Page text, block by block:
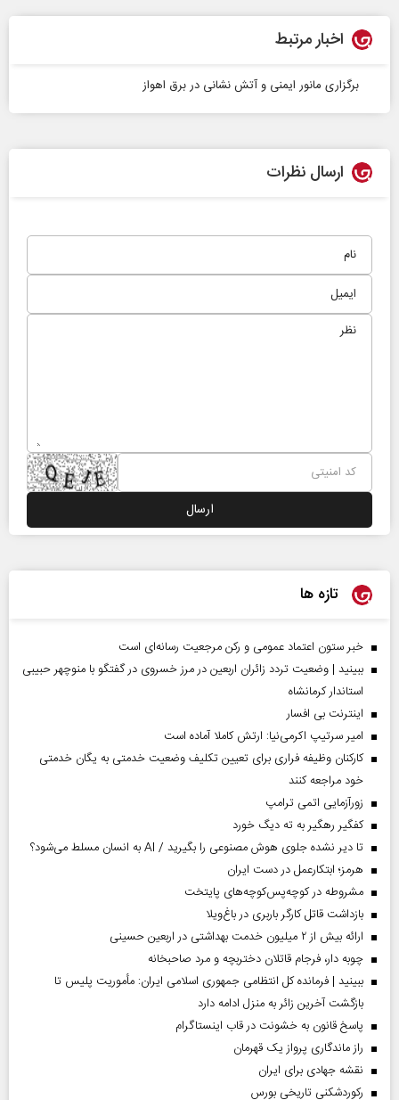
اخبار مرتبط
برگزاری مانور ایمنی و آتش نشانی در برق اهواز
ارسال نظرات
تازه ها
خبر ستون اعتماد عمومی و رکن مرجعیت رسانه‌ای است
ببینید | وضعیت تردد زائران اربعین در مرز خسروی در گفتگو با منوچهر حبیبی
استاندار کرمانشاه
اینترنت بی افسار
امیر سرتیپ اکرمی‌نیا: ارتش کاملا آماده است
کارکنان وظیفه فراری برای تعیین تکلیف وضعیت خدمتی به یگان خدمتی
خود مراجعه کنند
زورآزمایی اتمی ترامپ
کفگیر رهگیر به ته دیگ خورد
تا دیر نشده جلوی هوش مصنوعی را بگیرید / AI به انسان مسلط می‌شود؟
هرمز؛ ابتکارعمل در دست ایران
مشروطه در کوچه‌پس‌کوچه‌های پایتخت
بازداشت قاتل کارگر باربری در باغ‌ویلا
ارائه بیش از ۲ میلیون خدمت بهداشتی در اربعین حسینی
چوبه دار، فرجام قاتلان دختربچه و مرد صاحبخانه
ببینید | فرمانده کل انتظامی جمهوری اسلامی ایران­: مأموریت پلیس تا
بازگشت آخرین زائر به منزل ادامه دارد
پاسخ قانون به خشونت در قاب اینستاگرام
راز ماندگاری پرواز یک قهرمان
نقشه جهادی برای ایران
رکوردشکنی تاریخی بورس